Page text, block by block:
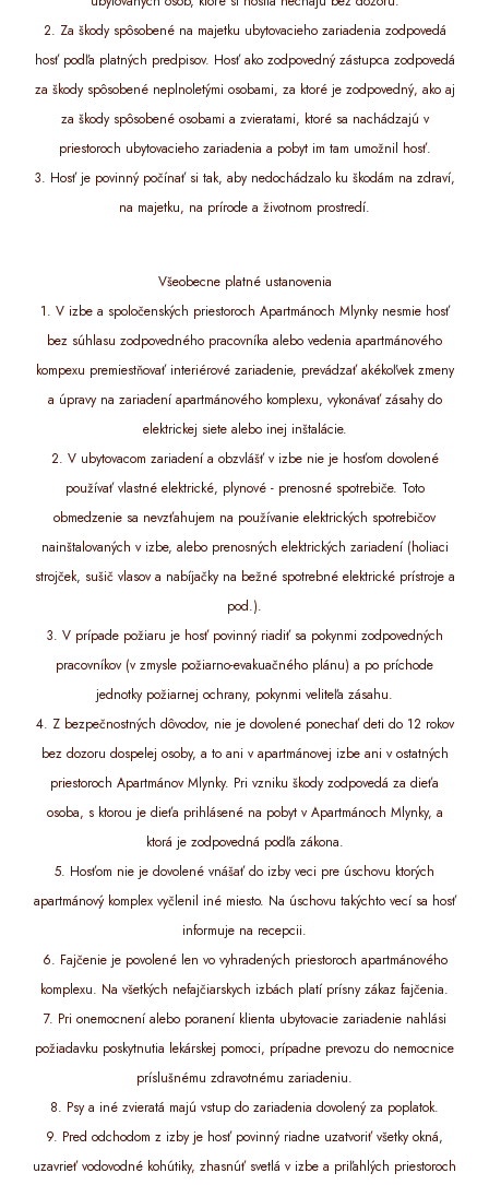
2. Za škody spôsobené na majetku ubytovacieho zariadenia zodpovedá
hosť podľa platných predpisov. Hosť ako zodpovedný zástupca zodpovedá
za škody spôsobené neplnoletými osobami, za ktoré je zodpovedný, ako aj
za škody spôsobené osobami a zvieratami, ktoré sa nachádzajú v
priestoroch ubytovacieho zariadenia a pobyt im tam umožnil hosť.
3. Hosť je povinný počínať si tak, aby nedochádzalo ku škodám na zdraví,
na majetku, na prírode a životnom prostredí.
Všeobecne platné ustanovenia
1. V izbe a spoločenských priestoroch Apartmánoch Mlynky nesmie hosť
bez súhlasu zodpovedného pracovníka alebo vedenia apartmánového
kompexu premiestňovať interiérové zariadenie, prevádzať akékoľvek zmeny
a úpravy na zariadení apartmánového komplexu, vykonávať zásahy do
elektrickej siete alebo inej inštalácie.
2. V ubytovacom zariadení a obzvlášť v izbe nie je hosťom dovolené
používať vlastné elektrické, plynové - prenosné spotrebiče. Toto
obmedzenie sa nevzťahujem na používanie elektrických spotrebičov
nainštalovaných v izbe, alebo prenosných elektrických zariadení (holiaci
strojček, sušič vlasov a nabíjačky na bežné spotrebné elektrické prístroje a
pod.).
3. V prípade požiaru je hosť povinný riadiť sa pokynmi zodpovedných
pracovníkov (v zmysle požiarno-evakuačného plánu) a po príchode
jednotky požiarnej ochrany, pokynmi veliteľa zásahu.
4. Z bezpečnostných dôvodov, nie je dovolené ponechať deti do 12 rokov
bez dozoru dospelej osoby, a to ani v apartmánovej izbe ani v ostatných
priestoroch Apartmánov Mlynky. Pri vzniku škody zodpovedá za dieťa
osoba, s ktorou je dieťa prihlásené na pobyt v Apartmánoch Mlynky, a
ktorá je zodpovedná podľa zákona.
5. Hosťom nie je dovolené vnášať do izby veci pre úschovu ktorých
apartmánový komplex vyčlenil iné miesto. Na úschovu takýchto vecí sa hosť
informuje na recepcii.
6. Fajčenie je povolené len vo vyhradených priestoroch apartmánového
komplexu. Na všetkých nefajčiarskych izbách platí prísny zákaz fajčenia.
7. Pri onemocnení alebo poranení klienta ubytovacie zariadenie nahlási
požiadavku poskytnutia lekárskej pomoci, prípadne prevozu do nemocnice
príslušnému zdravotnému zariadeniu.
8. Psy a iné zvieratá majú vstup do zariadenia dovolený za poplatok.
9. Pred odchodom z izby je hosť povinný riadne uzatvoriť všetky okná,
uzavrieť vodovodné kohútiky, zhasnúť svetlá v izbe a priľahlých priestoroch